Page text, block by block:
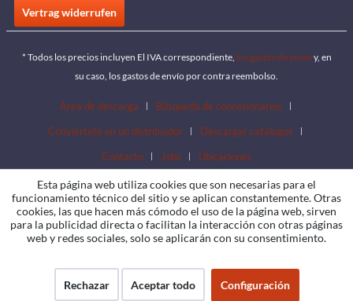
Vertrag widerrufen
* Todos los precios incluyen El IVA correspondiente, los gastos de envío y, en
su caso, los gastos de envío por contra reembolso.
Área de descarga
Búsqueda de concesionarios
Conviértete en un distribuidor
Descargar catálogos
Contacto
Jobs Ubicaciones
Esta página web utiliza cookies que son necesarias para el
funcionamiento técnico del sitio y se aplican constantemente. Otras
cookies, las que hacen más cómodo el uso de la página web, sirven
para la publicidad directa o facilitan la interacción con otras páginas
web y redes sociales, solo se aplicarán con su consentimiento.
Rechazar Aceptar todo Configuración